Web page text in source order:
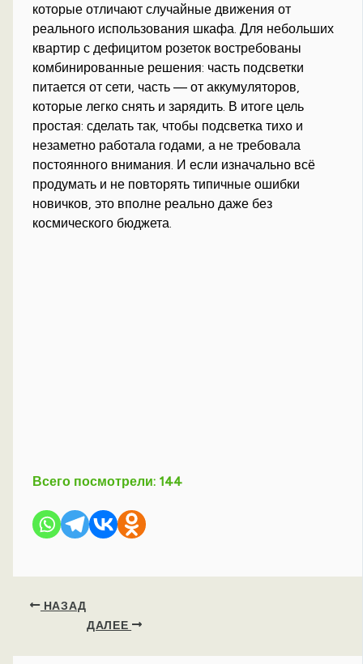
которые отличают случайные движения от
реального использования шкафа. Для небольших
квартир с дефицитом розеток востребованы
комбинированные решения: часть подсветки
питается от сети, часть — от аккумуляторов,
которые легко снять и зарядить. В итоге цель
простая: сделать так, чтобы подсветка тихо и
незаметно работала годами, а не требовала
постоянного внимания. И если изначально всё
продумать и не повторять типичные ошибки
новичков, это вполне реально даже без
космического бюджета.
Всего посмотрели: 144
НАЗАД
ДАЛЕЕ